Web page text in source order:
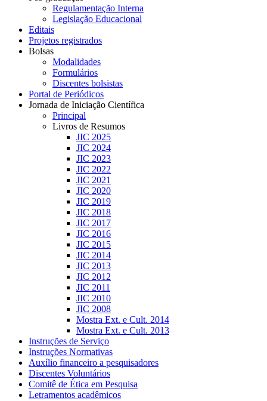
Regulamentação Interna
Legislação Educacional
Editais
Projetos registrados
Bolsas
Modalidades
Formulários
Discentes bolsistas
Portal de Periódicos
Jornada de Iniciação Científica
Principal
Livros de Resumos
JIC 2025
JIC 2024
JIC 2023
JIC 2022
JIC 2021
JIC 2020
JIC 2019
JIC 2018
JIC 2017
JIC 2016
JIC 2015
JIC 2014
JIC 2013
JIC 2012
JIC 2011
JIC 2010
JIC 2008
Mostra Ext. e Cult. 2014
Mostra Ext. e Cult. 2013
Instruções de Serviço
Instruções Normativas
Auxílio financeiro a pesquisadores
Discentes Voluntários
Comitê de Ética em Pesquisa
Letramentos acadêmicos